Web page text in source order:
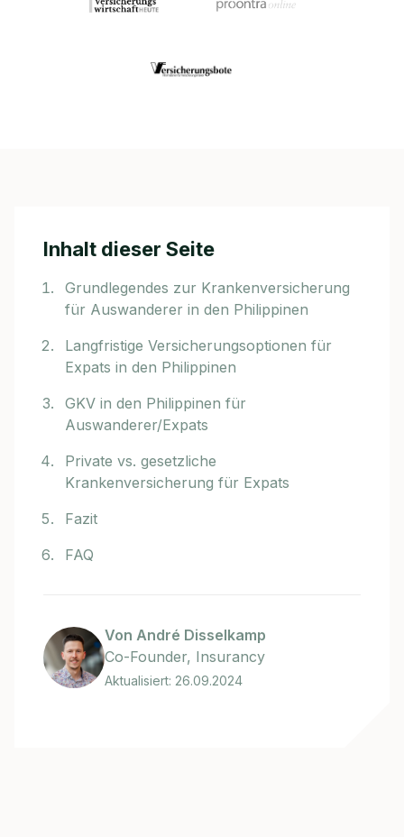
Inhalt dieser Seite
Grundlegendes zur Krankenversicherung
für Auswanderer in den Philippinen
Langfristige Versicherungsoptionen für
Expats in den Philippinen
GKV in den Philippinen für
Auswanderer/Expats
Private vs. gesetzliche
Krankenversicherung für Expats
Fazit
FAQ
Von André Disselkamp
Co-Founder, Insurancy
Aktualisiert: 26.09.2024